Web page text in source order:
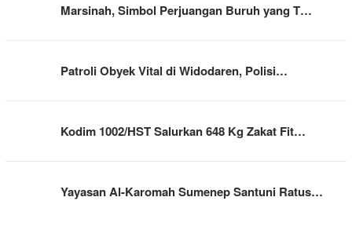
Marsinah, Simbol Perjuangan Buruh yang T…
Patroli Obyek Vital di Widodaren, Polisi…
Kodim 1002/HST Salurkan 648 Kg Zakat Fit…
Yayasan Al-Karomah Sumenep Santuni Ratus…